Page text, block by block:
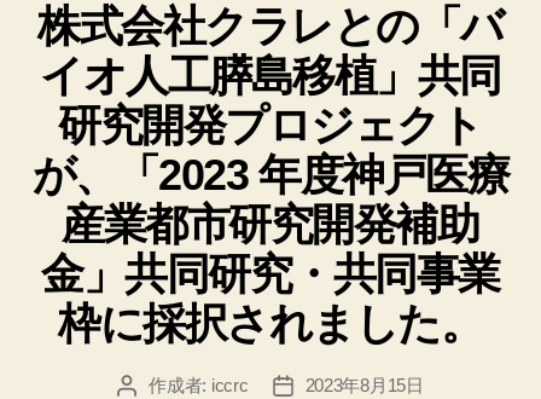
ゴ
リ
ー
株式会社クラレとの「バ
イオ人工膵島移植」共同
研究開発プロジェクト
が、「2023 年度神戸医療
産業都市研究開発補助
金」共同研究・共同事業
枠に採択されました。
投 作成者: iccrc
投
2023年8月15日